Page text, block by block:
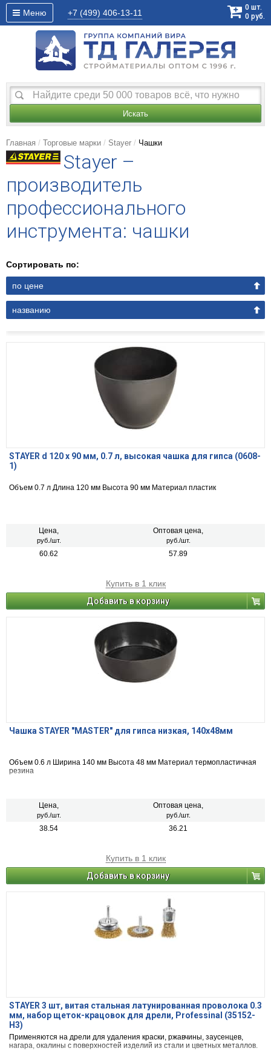
Меню +7 (499) 406-13-11
0 шт.
0 руб.
Искать
Главная Торговые марки Stayer Чашки
Stayer –
производитель
профессионального
инструмента: чашки
Сортировать по:
по цене
названию
STAYER d 120 х 90 мм, 0.7 л, высокая чашка для гипса (0608-
1)
Объем 0.7 л Длина 120 мм Высота 90 мм Материал пластик
Цена,
руб./шт.
Оптовая цена,
руб./шт.
60.62 57.89
Купить в 1 клик
Добавить в корзину
Чашка STAYER ″MASTER″ для гипса низкая, 140х48мм
Объем 0.6 л Ширина 140 мм Высота 48 мм Материал термопластичная
резина
Цена,
руб./шт.
Оптовая цена,
руб./шт.
38.54 36.21
Купить в 1 клик
Добавить в корзину
STAYER 3 шт, витая стальная латунированная проволока 0.3
мм, набор щеток-крацовок для дрели, Professinal (35152-
H3)
Применяются на дрели для удаления краски, ржавчины, заусенцев,
нагара, окалины с поверхностей изделий из стали и цветных металлов.